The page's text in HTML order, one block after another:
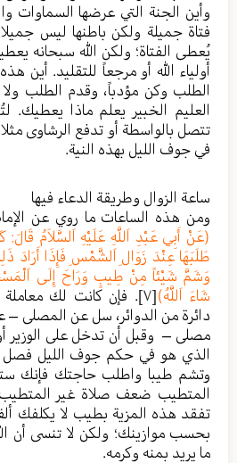
وأين الجنة التي عرضها السماوات
فتاة جميلة ولكن باطنها ليس
يُعطى الفتاة؛ ولكن الله سبحانه
أولياء الله أو مرجعاً للتقليد. أين
الطلب وكن مؤدباً، وقدم الطلب ولا
العليم الخبير يعلم ماذا يعطيك.
تتصل بالواسطة أو تدفع الرشاوى
في جوف الليل بهذه النية.
ساعة الزوال وطريقة الدعاء فيها
ومن هذه الساعات ما روي عن
(عَنْ أَبِي عَبْدِ اَللَّهِ عَلَيْهِ اَلسَّلاَمُ قَالَ:
طَلَبَهَا عِنْدَ زَوَالِ اَلشَّمْسِ فَإِذَا أَرَادَ
وَشَمَّ شَيْئاً مِنْ طِيبٍ وَرَاحَ إِلَى
شَاءَ اَللَّهُ)[٧]
. فإن كانت لك معاملة
دائرة من الدوائر، سل عن المصلى
مصلى – وقبل أن تدخل على الوزير
الذي هو في حكم جوف الليل فصل
وتشم طيبا واطلب حاجتك فإنك
المتطيب ضعف صلاة غير المتطيب
تفقد هذه المزية بطيب لا يكلفك
بحسب موازينك؛ ولكن لا تنسى أن
ما يريد بمنه وكرمه.